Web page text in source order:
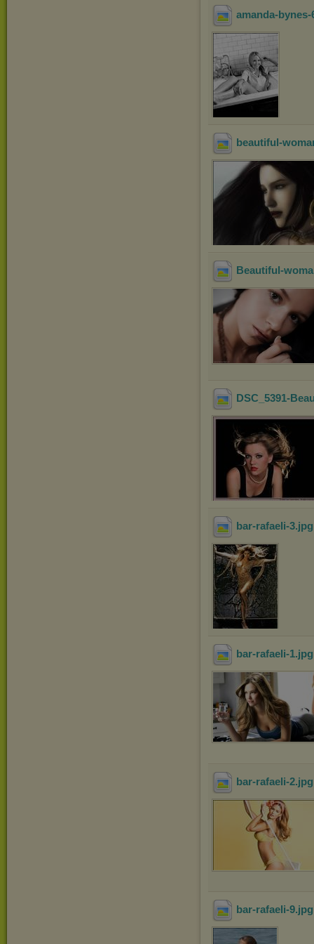
amanda-bynes-
beautiful-
Beautiful-
DSC_5391-
bar-rafaeli-3
bar-rafaeli-1
bar-rafaeli-2
bar-rafaeli-9